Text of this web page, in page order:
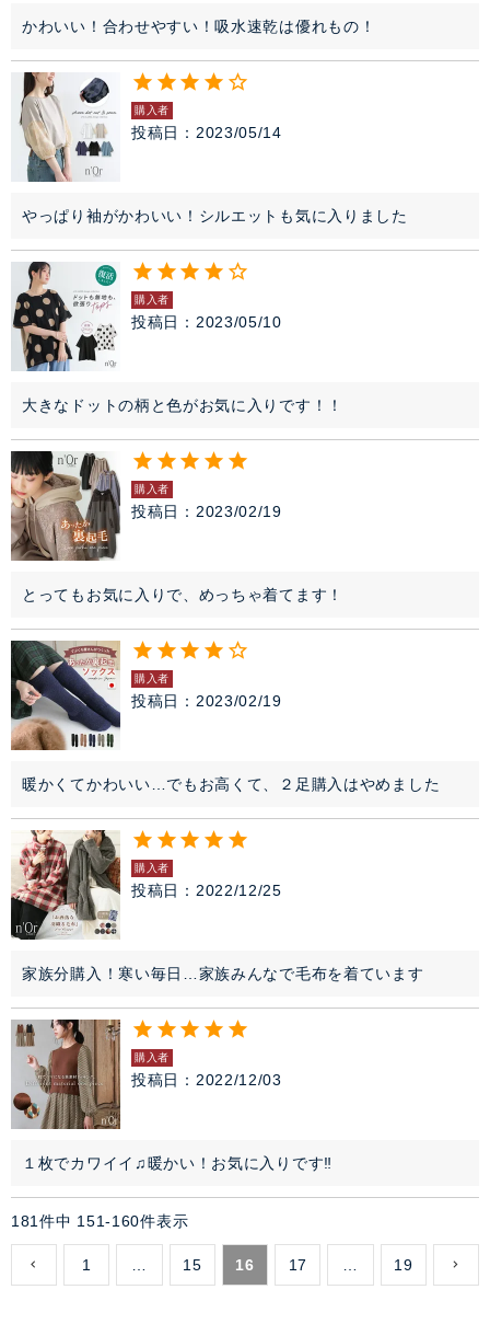
かわいい！合わせやすい！吸水速乾は優れもの！
購入者
投稿日 2023/05/14
やっぱり袖がかわいい！シルエットも気に入りました
購入者
投稿日 2023/05/10
大きなドットの柄と色がお気に入りです！！
購入者
投稿日 2023/02/19
とってもお気に入りで、めっちゃ着てます！
購入者
投稿日 2023/02/19
暖かくてかわいい…でもお高くて、２足購入はやめました
購入者
投稿日 2022/12/25
家族分購入！寒い毎日…家族みんなで毛布を着ています
購入者
投稿日 2022/12/03
１枚でカワイイ♫暖かい！お気に入りです‼︎
181件中 151-160件表示
1 15 16 17 19